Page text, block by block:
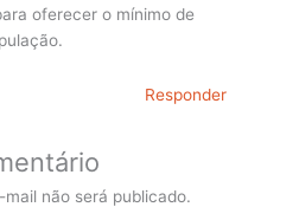
oferecer o mínimo de
Responder
não será publicado.